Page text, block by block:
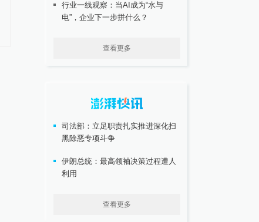
日本熊本县发生5.1级地震，震源
深度10公里
行业一线观察：当AI成为“水与
电”，企业下一步拼什么？
查看更多
司法部：立足职责扎实推进深化扫
黑除恶专项斗争
伊朗总统：最高领袖决策过程遭人
利用
查看更多